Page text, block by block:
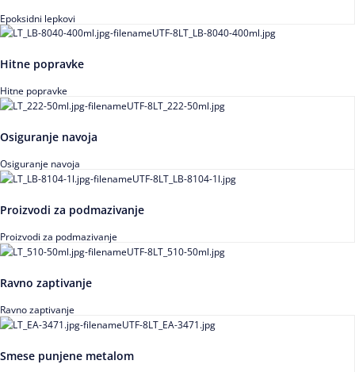
Epoksidni lepkovi
Hitne popravke
Hitne popravke
Osiguranje navoja
Osiguranje navoja
Proizvodi za podmazivanje
Proizvodi za podmazivanje
Ravno zaptivanje
Ravno zaptivanje
Smese punjene metalom